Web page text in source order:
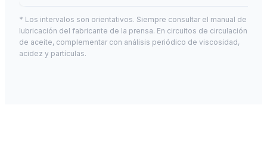
* Los intervalos son orientativos. Siempre consultar el manual de
lubricación del fabricante de la prensa. En circuitos de circulación
de aceite, complementar con análisis periódico de viscosidad,
acidez y partículas.